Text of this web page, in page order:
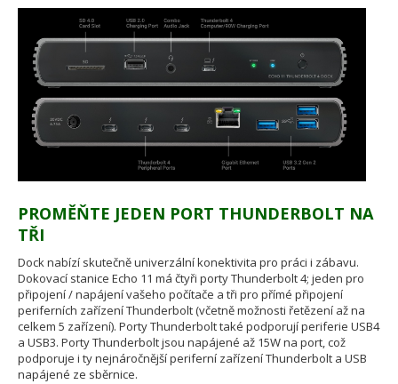
PROMĚŇTE JEDEN PORT THUNDERBOLT NA
TŘI
Dock nabízí skutečně univerzální konektivita pro práci i zábavu.
Dokovací stanice Echo 11 má čtyři porty Thunderbolt 4; jeden pro
připojení / napájení vašeho počítače a tři pro přímé připojení
periferních zařízení Thunderbolt (včetně možnosti řetězení až na
celkem 5 zařízení). Porty Thunderbolt také podporují periferie USB4
a USB3. Porty Thunderbolt jsou napájené až 15W na port, což
podporuje i ty nejnáročnější periferní zařízení Thunderbolt a USB
napájené ze sběrnice.